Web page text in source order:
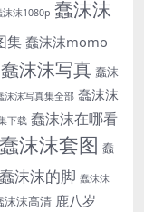
沫沫1080p 蠢沫沫
集蠢沫沫momo
蠢沫沫写真 蠢沫
沫沫写真集全部 蠢沫沫
下载 蠢沫沫在哪看
蠢沫沫套图 蠢
蠢沫沫的脚 蠢沫沫
沫沫高清 鹿八岁